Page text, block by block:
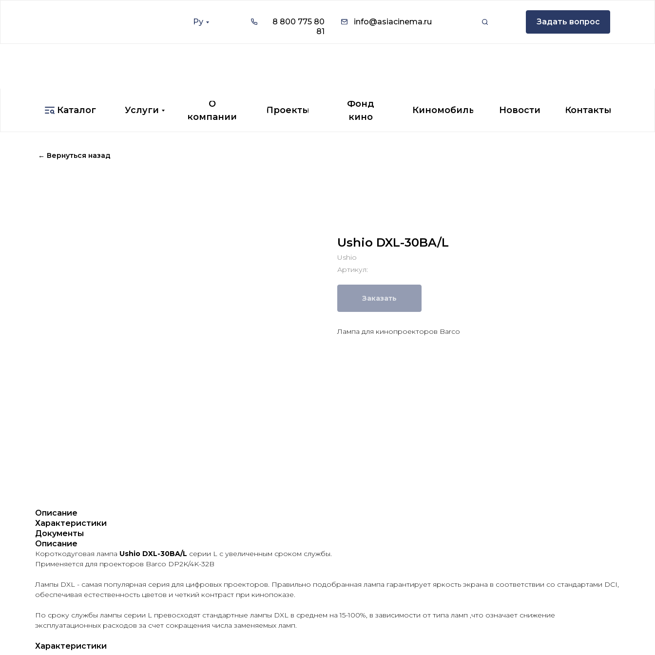
Ру
8 800 775 80
81
info@asiacinema.ru Задать вопрос
Задать вопрос
info@asiacinema.ru
8 800 775 80
81
Ру
Новости
Киномобиль
Фонд
кино
Проекты
О
компании
Услуги
Каталог Контакты
← Вернуться назад
Ushio DXL-30BA/L
Ushio
Артикул:
Заказать
Лампа для кинопроекторов Barco
Описание
Характеристики
Документы
Описание
Короткодуговая лампа Ushio DXL-30BA/L серии L с увеличенным сроком службы.
Применяется для проекторов Barco DP2K/4K-32B
Лампы DXL - самая популярная серия для цифровых проекторов. Правильно подобранная лампа гарантирует яркость экрана в соответствии со стандартами DCI,
обеспечивая естественность цветов и четкий контраст при кинопоказе.
По сроку службы лампы серии L превосходят стандартные лампы DXL в среднем на 15-100%, в зависимости от типа ламп ,что означает снижение
эксплуатационных расходов за счет сокращения числа заменяемых ламп.
Характеристики